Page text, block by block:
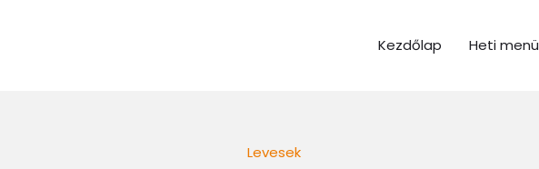
Kezdőlap Heti menü
Levesek